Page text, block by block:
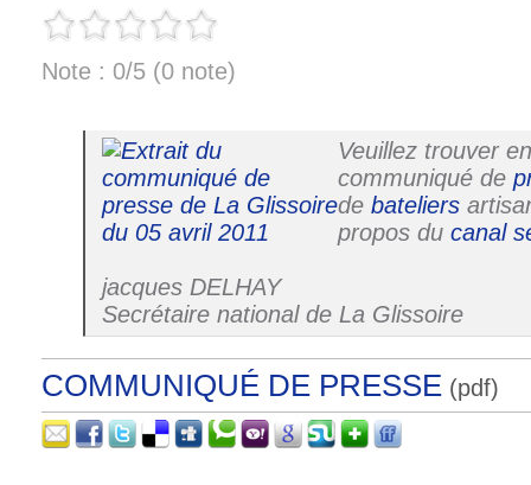
Note : 0/5 (0 note)
Veuillez trouver
communiqué de
de bateliers
propos du canal
jacques DELHAY
Secrétaire national de La Glissoire
COMMUNIQUÉ DE PRESSE (pdf)